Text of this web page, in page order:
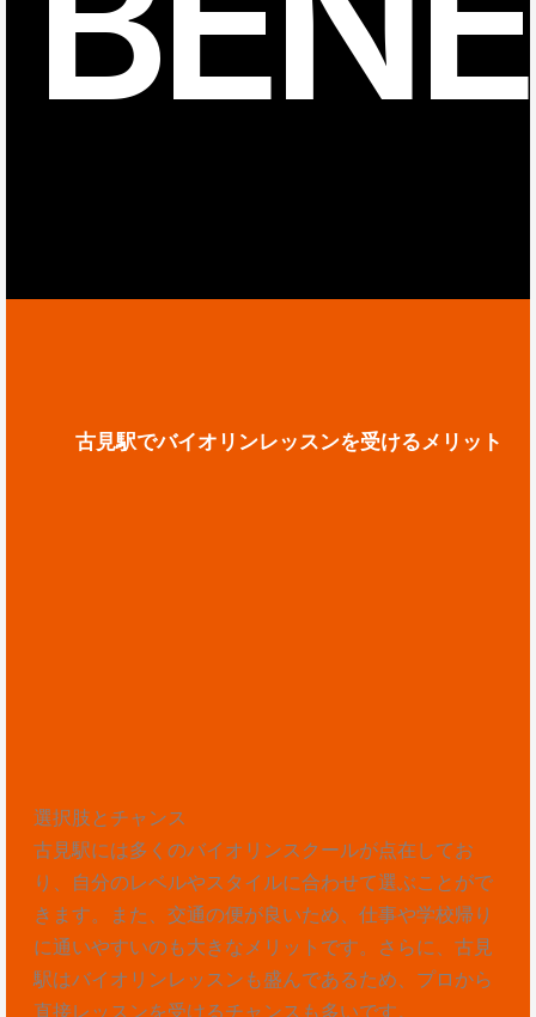
古見駅でバイオリンレッスンを受けるメリット
選択肢とチャンス
古見駅には多くのバイオリンスクールが点在してお
り、自分のレベルやスタイルに合わせて選ぶことがで
きます。また、交通の便が良いため、仕事や学校帰り
に通いやすいのも大きなメリットです。さらに、古見
駅はバイオリンレッスンも盛んであるため、プロから
直接レッスンを受けるチャンスも多いです。